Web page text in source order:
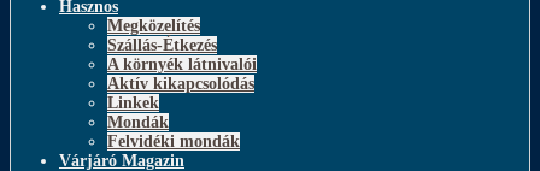
Hasznos
Megközelítés
Szállás-Étkezés
A környék látnivalói
Aktív kikapcsolódás
Linkek
Mondák
Felvidéki mondák
Várjáró Magazin